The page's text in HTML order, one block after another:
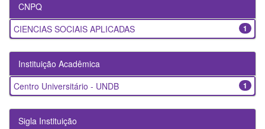
CNPQ
1
CIENCIAS SOCIAIS APLICADAS
Instituição Acadêmica
1
Centro Universitário - UNDB
Sigla Instituição